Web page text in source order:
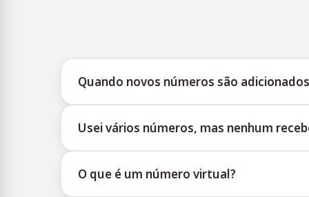
Quando novos números são
fornece atualizações oportunas para ajudar os
Usei vários números, mas nenhum
temporários por diversos motivos. Para
O que é um número virtual?